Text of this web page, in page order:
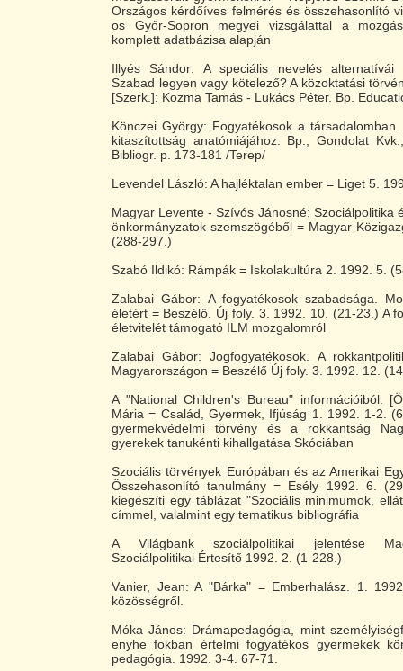
Országos kérdőíves felmérés és összehasonlító
os Győr-Sopron megyei vizsgálattal a
komplett adatbázisa alapján
Illyés Sándor: A speciális nevelés
Szabad legyen vagy kötelező? A közoktatási
[Szerk.]: Kozma Tamás - Lukács Péter. Bp.
Könczei György: Fogyatékosok a
kitaszítottság anatómiájához. Bp., Gondolat
Bibliogr. p. 173-181 /Terep/
Levendel László: A hajléktalan ember = Liget 5.
Magyar Levente - Szívós Jánosné: Szociálpolitika
önkormányzatok szemszögéből = Magyar
(288-297.)
Szabó Ildikó: Rámpák = Iskolakultúra 2. 1992. 5.
Zalabai Gábor: A fogyatékosok szabadsága.
életért = Beszélő. Új foly. 3. 1992. 10. (21-23.) A
életvitelét támogató ILM mozgalomról
Zalabai Gábor: Jogfogyatékosok. A
Magyarországon = Beszélő Új foly. 3. 1992. 12.
A "National Children's Bureau" információiból.
Mária = Család, Gyermek, Ifjúság 1. 1992. 1-2.
gyermekvédelmi törvény és a rokkantság
gyerekek tanukénti kihallgatása Skóciában
Szociális törvények Európában és az Amerikai
Összehasonlító tanulmány = Esély 1992. 6.
kiegészíti egy táblázat "Szociális minimumok,
címmel, valalmint egy tematikus bibliográfia
A Világbank szociálpolitikai jelentése
Szociálpolitikai Értesítő 1992. 2. (1-228.)
Vanier, Jean: A "Bárka" = Emberhalász. 1.
közösségről.
Móka János: Drámapedagógia, mint
enyhe fokban értelmi fogyatékos gyermekek
pedagógia. 1992. 3-4. 67-71.